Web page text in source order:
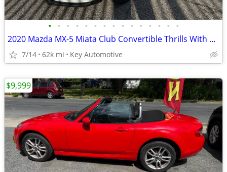
• • • • • • • • • • • • • • •
2020 Mazda MX-5 Miata Club Convertible Thrills With SKYACTIV-G Power And Arctic
7/14 62k mi Key Automotive
$9,999